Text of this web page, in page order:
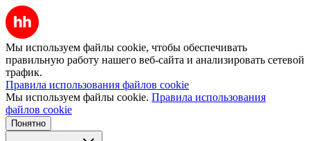
Мы используем файлы cookie, чтобы обеспечивать
правильную работу нашего веб-сайта и анализировать сетевой
трафик.
Правила использования файлов cookie
Мы используем файлы cookie. Правила использования
файлов cookie
Понятно